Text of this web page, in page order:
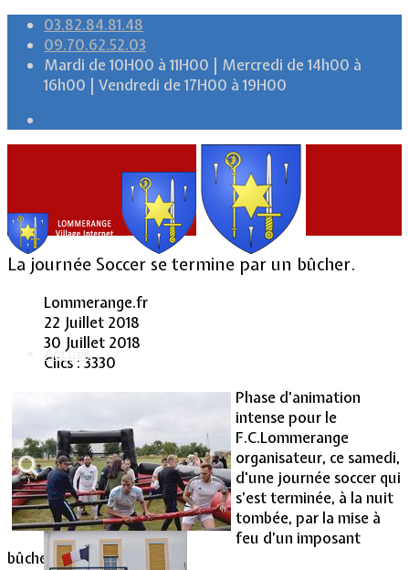
03.82.84.81.48
09.70.62.52.03
Mardi de 10H00 à 11H00 | Mercredi de 14h00 à
16h00 | Vendredi de 17H00 à 19H00
Accueil
Vie Municipale
La journée Soccer se termine par un bûcher.
Lommerange.fr
22 Juillet 2018
30 Juillet 2018
Clics : 3330
Phase d’animation
intense pour le
F.C.Lommerange
organisateur, ce samedi,
d'une journée soccer qui
s’est terminée, à la nuit
tombée, par la mise à
feu d’un imposant
bûcher.